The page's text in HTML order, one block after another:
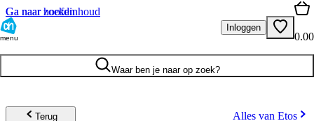
Ga naar hoofdinhoud
Ga naar zoeken
menu
Inloggen
0.00
Waar ben je naar op zoek?
Terug Alles van Etos